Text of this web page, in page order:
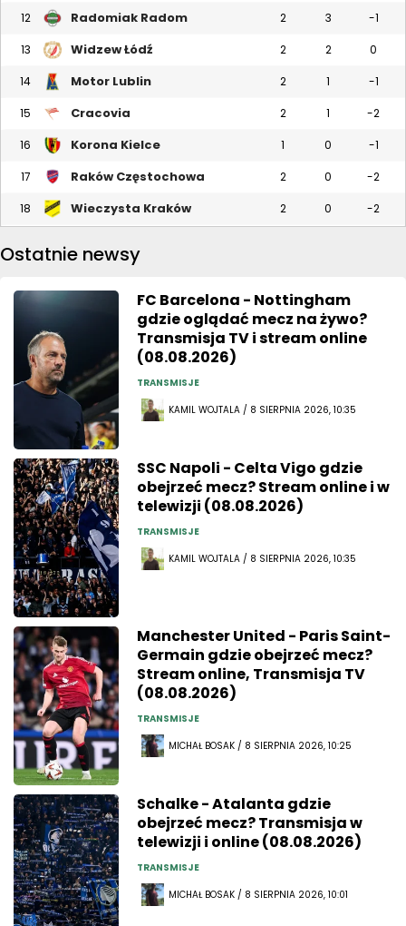
12 Radomiak Radom 2 3 -1
13 Widzew Łódź 2 2 0
14 Motor Lublin 2 1 -1
15 Cracovia 2 1 -2
16 Korona Kielce 1 0 -1
17 Raków Częstochowa 2 0 -2
18 Wieczysta Kraków 2 0 -2
Ostatnie newsy
FC Barcelona - Nottingham
gdzie oglądać mecz na żywo?
Transmisja TV i stream online
(08.08.2026)
TRANSMISJE
KAMIL WOJTALA / 8 SIERPNIA 2026, 10:35
SSC Napoli - Celta Vigo gdzie
obejrzeć mecz? Stream online i w
telewizji (08.08.2026)
TRANSMISJE
KAMIL WOJTALA / 8 SIERPNIA 2026, 10:35
Manchester United - Paris Saint-
Germain gdzie obejrzeć mecz?
Stream online, Transmisja TV
(08.08.2026)
TRANSMISJE
MICHAŁ BOSAK / 8 SIERPNIA 2026, 10:25
Schalke - Atalanta gdzie
obejrzeć mecz? Transmisja w
telewizji i online (08.08.2026)
TRANSMISJE
MICHAŁ BOSAK / 8 SIERPNIA 2026, 10:01